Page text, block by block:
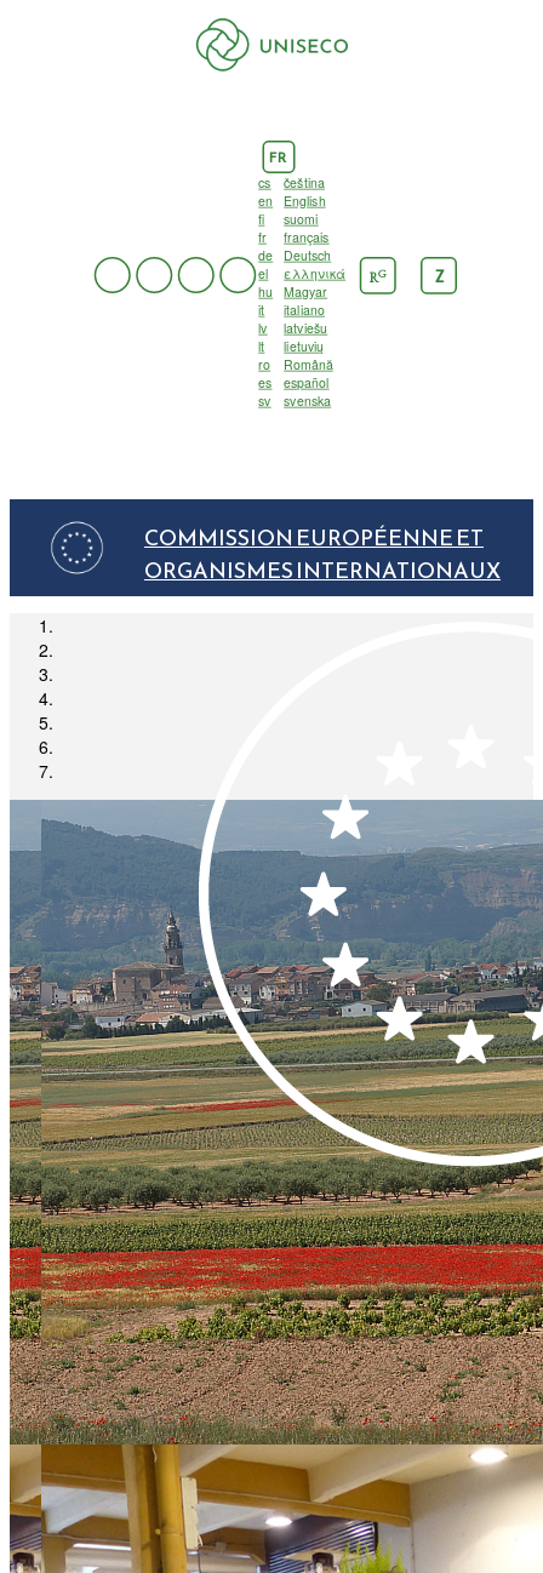
FR
cs
čeština
en
English
fi
suomi
fr
français
de
Deutsch
el
ελληνικά
hu
Magyar
it
italiano
lv
latviešu
lt
lietuvių
ro
Română
es
español
sv
svenska
RG Z
COMMISSION EUROPÉENNE ET
ORGANISMES INTERNATIONAUX